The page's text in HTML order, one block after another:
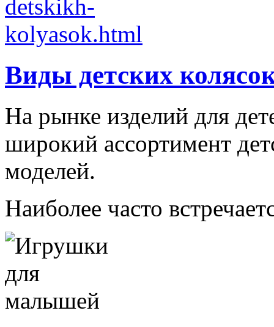
Виды детских
На рынке изделий для
широкий ассортимент
моделей.
Наиболее часто